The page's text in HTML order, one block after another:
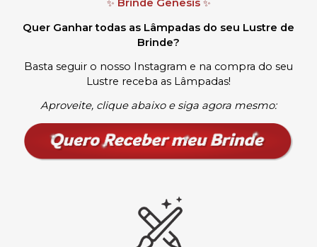
✨ Brinde Gênesis ✨
Quer Ganhar todas as Lâmpadas do seu Lustre de
Brinde?
Basta seguir o nosso Instagram e na compra do seu
Lustre receba as Lâmpadas!
Aproveite, clique abaixo e siga agora mesmo: